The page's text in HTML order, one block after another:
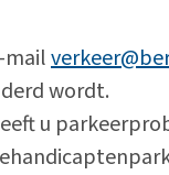
mail
wordt.
u